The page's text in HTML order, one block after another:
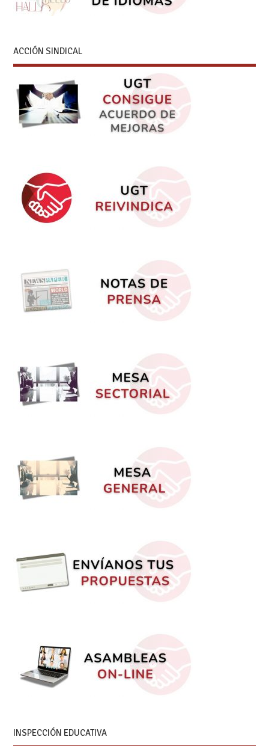
ACCIÓN SINDICAL
INSPECCIÓN EDUCATIVA